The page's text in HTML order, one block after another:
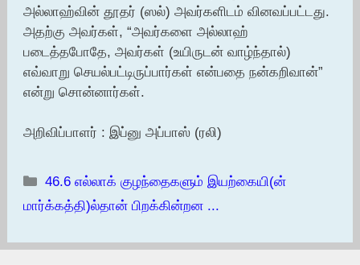
அல்லாஹ்வின் தூதர் (ஸல்) அவர்களிடம் வினவப்பட்டது.
அதற்கு அவர்கள், “அவர்களை அல்லாஹ்
படைத்தபோதே, அவர்கள் (உயிருடன் வாழ்ந்தால்)
எவ்வாறு செயல்பட்டிருப்பார்கள் என்பதை நன்கறிவான்”
என்று சொன்னார்கள்.
அறிவிப்பாளர் : இப்னு அப்பாஸ் (ரலி)
Categories
46.6 எல்லாக் குழந்தைகளும் இயற்கையி(ன்
மார்க்கத்தி)ல்தான் பிறக்கின்றன ...